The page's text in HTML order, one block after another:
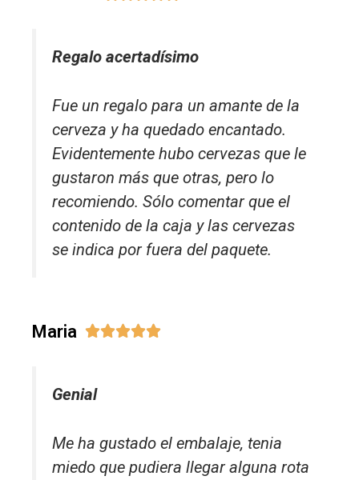
Regalo acertadísimo
Fue un regalo para un amante de la
cerveza y ha quedado encantado.
Evidentemente hubo cervezas que le
gustaron más que otras, pero lo
recomiendo. Sólo comentar que el
contenido de la caja y las cervezas
se indica por fuera del paquete.
Maria 
Genial
Me ha gustado el embalaje, tenia
miedo que pudiera llegar alguna rota